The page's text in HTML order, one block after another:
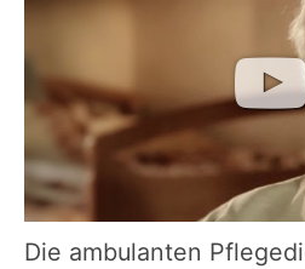
Die ambulanten